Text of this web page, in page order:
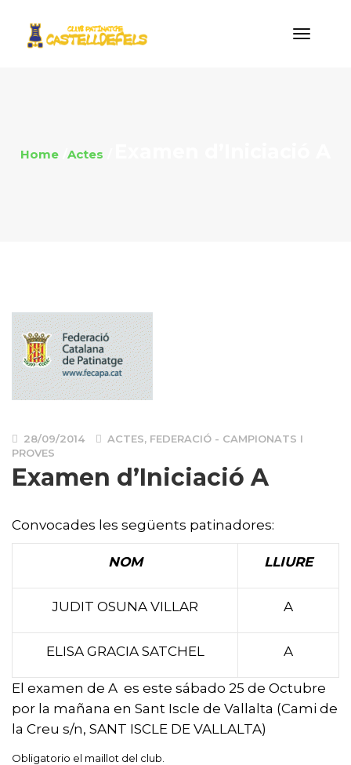
Home Actes
28/09/2014 ACTES, FEDERACIÓ - CAMPIONATS I
PROVES
Examen d’Iniciació A
Convocades les següents patinadores:
NOM LLIURE
JUDIT OSUNA VILLAR A
ELISA GRACIA SATCHEL A
El examen de A es este sábado 25 de Octubre
por la mañana en Sant Iscle de Vallalta (Cami de
la Creu s/n, SANT ISCLE DE VALLALTA)
Obligatorio el maillot del club.